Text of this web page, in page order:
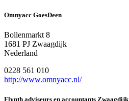
Omnyacc GoesDeen
Bollenmarkt 8
1681 PJ Zwaagdijk
Nederland
0228 561 010
http://www.omnyacc.nl/
Flynth adviseurs en accountants Zwaagdijk